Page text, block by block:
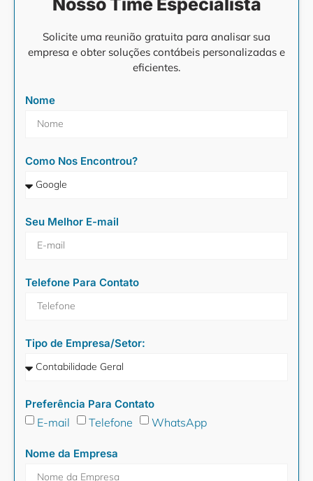
Solicite uma reunião gratuita para analisar sua
empresa e obter soluções contábeis personalizadas e
eficientes.
Nome
Como Nos Encontrou?
Seu Melhor E-mail
Telefone Para Contato
Tipo de Empresa/Setor:
Preferência Para Contato
E-mail Telefone WhatsApp
Nome da Empresa